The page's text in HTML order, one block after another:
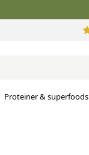
Proteiner & superfoods